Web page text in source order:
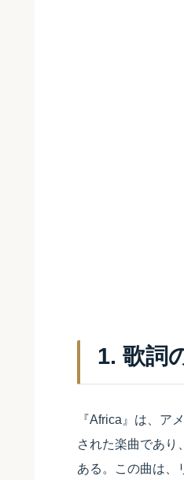
1. 歌詞
『Africa』は、ア
された楽曲であり
ある。この曲は、